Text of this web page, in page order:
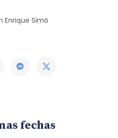
Enrique Simó
fechas